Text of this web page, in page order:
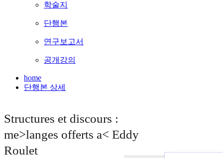
학술지
단행본
연구보고서
공개강의
home
단행본 상세
Structures et discours :
me>langes offerts a< Eddy
Roulet